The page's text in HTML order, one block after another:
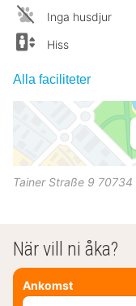
Inga husdjur
Hiss
Alla faciliteter
Tainer Straße 9 70734
När vill ni åka?
Ankomst